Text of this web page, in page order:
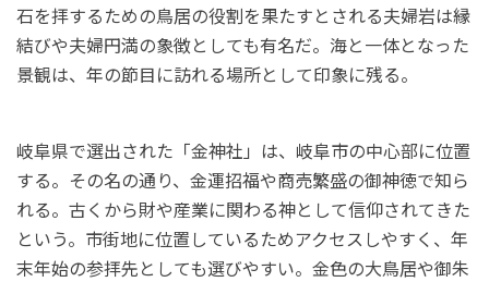
石を拝するための鳥居の役割を果たすとされる夫婦岩は縁
結びや夫婦円満の象徴としても有名だ。海と一体となった
景観は、年の節目に訪れる場所として印象に残る。
岐阜県で選出された「金神社」は、岐阜市の中心部に位置
する。その名の通り、金運招福や商売繁盛の御神徳で知ら
れる。古くから財や産業に関わる神として信仰されてきた
という。市街地に位置しているためアクセスしやすく、年
末年始の参拝先としても選びやすい。金色の大鳥居や御朱